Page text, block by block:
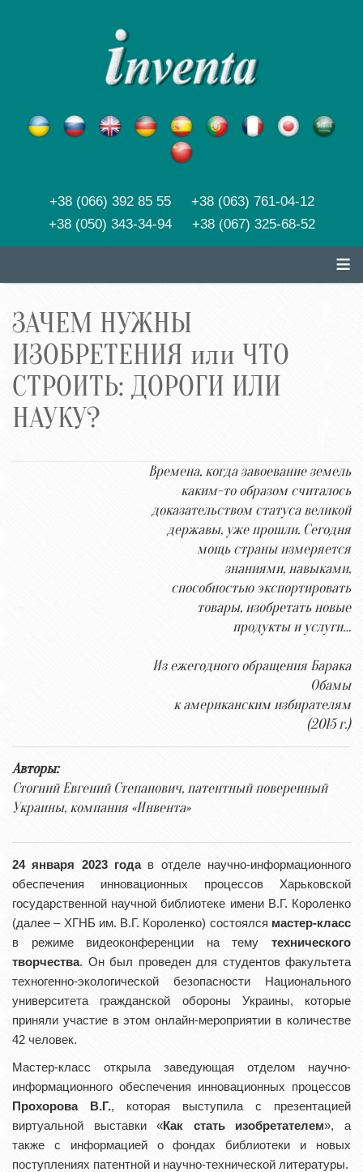
+38 (066) 392 85 55 +38 (063) 761-04-12
+38 (050) 343-34-94 +38 (067) 325-68-52
≡
ЗАЧЕМ НУЖНЫ
ИЗОБРЕТЕНИЯ или ЧТО
СТРОИТЬ: ДОРОГИ ИЛИ
НАУКУ?
Времена, когда завоевание земель
каким-то образом считалось
доказательством статуса великой
державы, уже прошли. Сегодня
мощь страны измеряется
знаниями, навыками,
способностью экспортировать
товары, изобретать новые
продукты и услуги…
Из ежегодного обращения Барака
Обамы
к американским избирателям
(2015 г.)
Авторы:
Стогний Евгений Степанович, патентный поверенный
Украины, компания «Инвента»
24 января 2023 годав отделе научно-информационного
обеспечения инновационных процессов Харьковской
государственной научной библиотеке имени В.Г. Короленко
(далее – ХГНБ им. В.Г. Короленко) состоялся мастер-класс
в режиме видеоконференции на тему технического
творчества. Он был проведен для студентов факультета
техногенно-экологической безопасности Национального
университета гражданской обороны Украины, которые
приняли участие в этом онлайн-мероприятии в количестве
42 человек.
Мастер-класс открыла заведующая отделом научно-
информационного обеспечения инновационных процессов
Прохорова В.Г., которая выступила с презентацией
виртуальной выставки «Как стать изобретателем», а
также с информацией о фондах библиотеки и новых
поступлениях патентной и научно-технической литературы.